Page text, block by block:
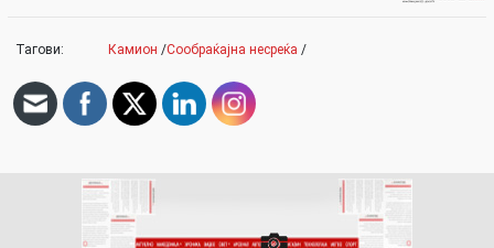
Тагови: Камион /Сообраќајна несреќа /